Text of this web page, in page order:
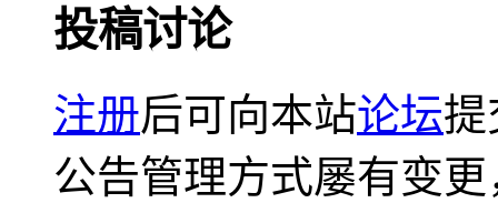
投稿讨论
注册后可向本站论坛提
公告管理方式屡有变